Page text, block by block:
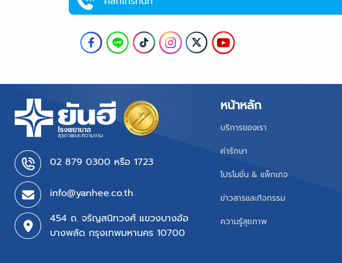
02 879 0300 หรือ 1723
info@yanhee.co.th
454 ถ. จรัญสนิทวงศ์ แขวงบางอ้อ
บางพลัด กรุงเทพมหานคร 10700
หน้าหลัก
บริการของเรา
ค่ารักษา
โปรโมชั่น & แพ็กเกจ
ข่าวสารและกิจกรรม
ความรู้สุขภาพ